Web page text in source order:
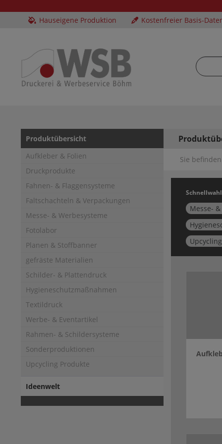
Hauseigene Produktion Kostenfreier Basis-
Produktübersicht
Aufkleber & Folien
Druckprodukte
Fahnen- & Flaggensysteme
Faltschachteln & Verpackungen
Messe- & Werbesysteme
Fotolabor
Planen & Stoffbanner
gefräste Materialien
Schilder- & Plattendruck
Hygieneschutzmaßnahmen
Textildruck
Werbe- & Eventartikel
Rahmen- & Schildersysteme
Sonderproduktionen
Upcycling Produkte
Ideenwelt
Sie
Schnellwahl
Messe-